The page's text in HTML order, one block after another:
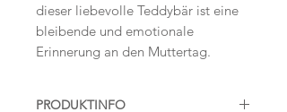
dieser liebevolle Teddybär ist eine
bleibende und emotionale
Erinnerung an den Muttertag.
PRODUKTINFO